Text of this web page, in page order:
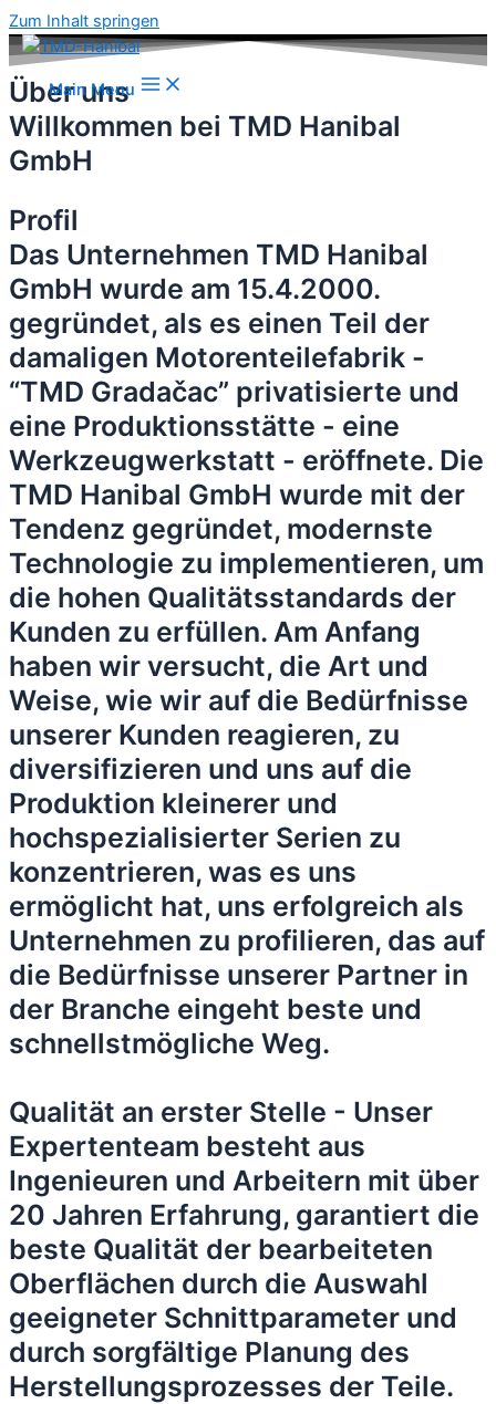
Zum Inhalt springen
Main Menu
Über uns
Willkommen bei TMD Hanibal
GmbH
Profil
Das Unternehmen TMD Hanibal
GmbH wurde am 15.4.2000.
gegründet, als es einen Teil der
damaligen Motorenteilefabrik -
“TMD Gradačac” privatisierte und
eine Produktionsstätte - eine
Werkzeugwerkstatt - eröffnete. Die
TMD Hanibal GmbH wurde mit der
Tendenz gegründet, modernste
Technologie zu implementieren, um
die hohen Qualitätsstandards der
Kunden zu erfüllen. Am Anfang
haben wir versucht, die Art und
Weise, wie wir auf die Bedürfnisse
unserer Kunden reagieren, zu
diversifizieren und uns auf die
Produktion kleinerer und
hochspezialisierter Serien zu
konzentrieren, was es uns
ermöglicht hat, uns erfolgreich als
Unternehmen zu profilieren, das auf
die Bedürfnisse unserer Partner in
der Branche eingeht beste und
schnellstmögliche Weg.
Qualität an erster Stelle - Unser
Expertenteam besteht aus
Ingenieuren und Arbeitern mit über
20 Jahren Erfahrung, garantiert die
beste Qualität der bearbeiteten
Oberflächen durch die Auswahl
geeigneter Schnittparameter und
durch sorgfältige Planung des
Herstellungsprozesses der Teile.